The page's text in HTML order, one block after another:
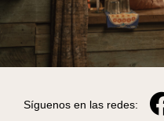
Síguenos en las redes: